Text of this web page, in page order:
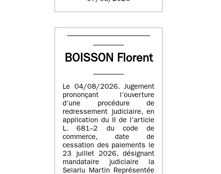
BOISSON Florent
Le 04/08/2026. Jugement
prononçant l’ouverture
d’une procédure de
redressement judiciaire, en
application du II de l’article
L. 681–2 du code de
commerce, date de
cessation des paiements le
23 juillet 2026, désignant
mandataire judiciaire la
Selarlu Martin Représentée